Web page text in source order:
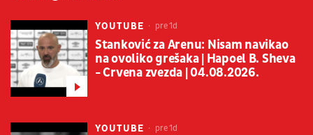
YOUTUBE pre 1d
Stanković za Arenu: Nisam navikao
na ovoliko grešaka | Hapoel B. Sheva
- Crvena zvezda | 04.08.2026.
YOUTUBE pre 1d